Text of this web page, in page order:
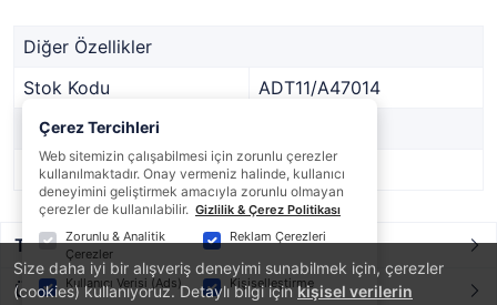
Size daha iyi bir alışveriş deneyimi sunabilmek için, çerezler
(cookies) kullanıyoruz. Detaylı bilgi içinkişisel verilerin
Diğer Özellikler
Stok Kodu
ADT11/A47014
Marka
Stok Durumu
Var
Taksit / Ödeme Seçenekleri
Ürün Yorumları
Çerez Tercihleri
Web sitemizin çalışabilmesi için zorunlu çerezler
kullanılmaktadır. Onay vermeniz halinde, kullanıcı
deneyimini geliştirmek amacıyla zorunlu olmayan
çerezler de kullanılabilir. Gizlilik & Çerez Politikası
Zorunlu & Analitik
Çerezler
Reklam Çerezleri
Kullanıcı Verisi (Ads) Kişiselleştirme